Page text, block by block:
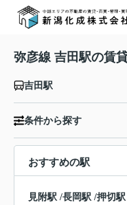
弥彦線 吉田駅の賃
吉田駅
条件から探す
おすすめの駅
見附駅 /長岡駅 /押切駅